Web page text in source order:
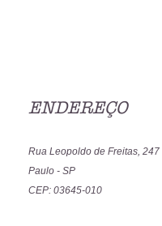
ENDEREÇO
Rua Leopoldo de Freitas, 247
Paulo - SP
CEP: 03645-010